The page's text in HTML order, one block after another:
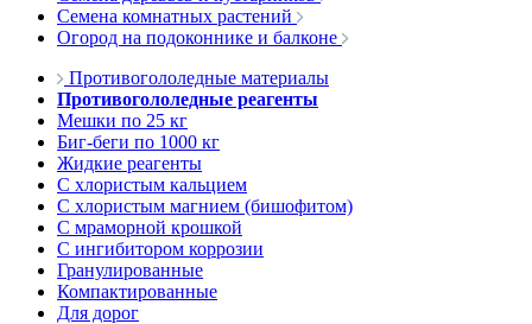
Семена комнатных растений
Огород на подоконнике и балконе
Противогололедные материалы
Противогололедные реагенты
Мешки по 25 кг
Биг-беги по 1000 кг
Жидкие реагенты
С хлористым кальцием
С хлористым магнием (бишофитом)
С мраморной крошкой
С ингибитором коррозии
Гранулированные
Компактированные
Для дорог